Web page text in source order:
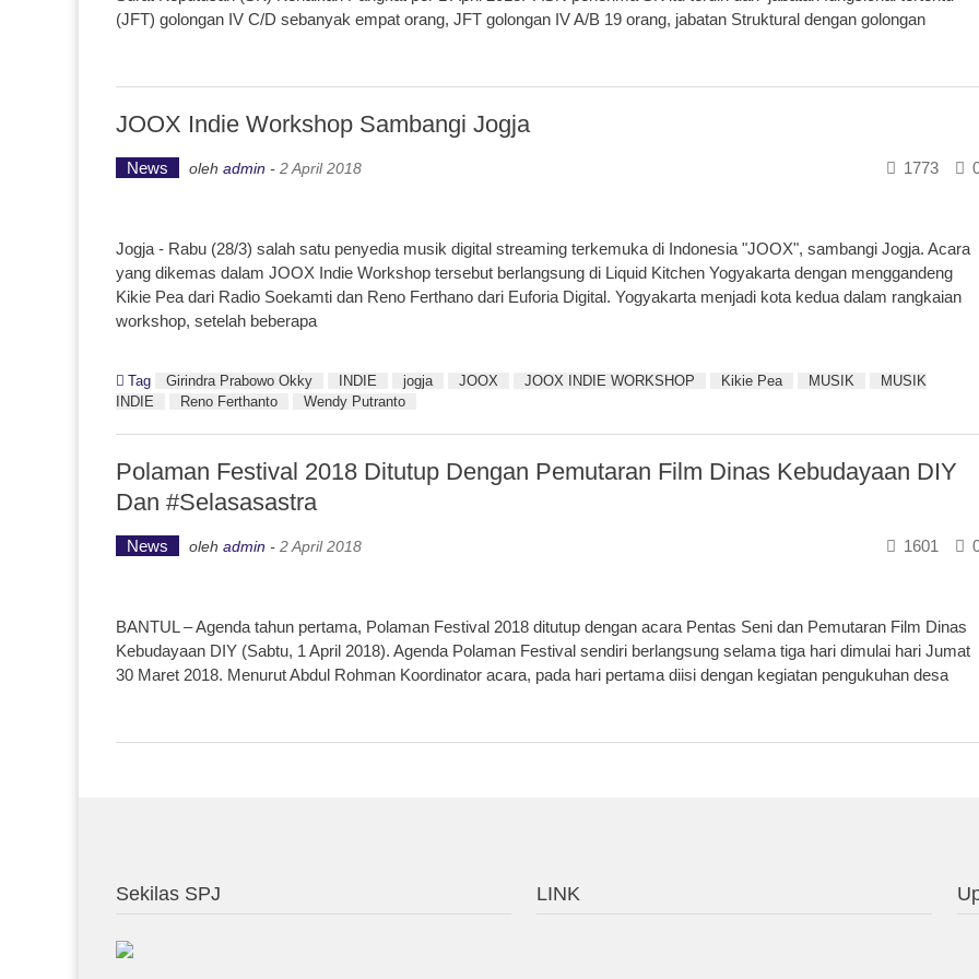
(JFT) golongan IV C/D sebanyak empat orang, JFT golongan IV A/B 19 orang, jabatan Struktural dengan golongan
JOOX Indie Workshop Sambangi Jogja
News oleh admin - 2 April 2018 1773
Jogja - Rabu (28/3) salah satu penyedia musik digital streaming terkemuka di Indonesia "JOOX", sambangi Jogja. Acara
yang dikemas dalam JOOX Indie Workshop tersebut berlangsung di Liquid Kitchen Yogyakarta dengan menggandeng
Kikie Pea dari Radio Soekamti dan Reno Ferthano dari Euforia Digital. Yogyakarta menjadi kota kedua dalam rangkaian
workshop, setelah beberapa
Tag Girindra Prabowo Okky INDIE jogja JOOX JOOX INDIE WORKSHOP Kikie Pea MUSIK
MUSIK
INDIE
Reno Ferthanto Wendy Putranto
Polaman Festival 2018 Ditutup Dengan Pemutaran Film Dinas Kebudayaan DIY
Dan #selasasastra
News oleh admin - 2 April 2018 1601
BANTUL – Agenda tahun pertama, Polaman Festival 2018 ditutup dengan acara Pentas Seni dan Pemutaran Film Dinas
Kebudayaan DIY (Sabtu, 1 April 2018). Agenda Polaman Festival sendiri berlangsung selama tiga hari dimulai hari Jumat
30 Maret 2018. Menurut Abdul Rohman Koordinator acara, pada hari pertama diisi dengan kegiatan pengukuhan desa
Sekilas SPJ LINK